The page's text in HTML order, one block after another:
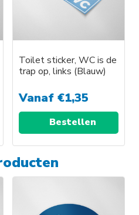
Toilet sticker, WC is de
trap op, links (Blauw)
Vanaf €1,35
Bestellen